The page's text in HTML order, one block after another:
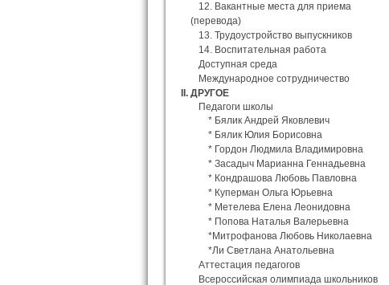
12. Вакантные места для приема
(перевода)
13. Трудоустройство выпускников
14. Воспитательная работа
Доступная среда
Международное сотрудничество
II. ДРУГОЕ
Педагоги школы
* Бялик Андрей Яковлевич
* Бялик Юлия Борисовна
* Гордон Людмила Владимировна
* Засадыч Марианна Геннадьевна
* Кондрашова Любовь Павловна
* Куперман Ольга Юрьевна
* Метелева Елена Леонидовна
* Попова Наталья Валерьевна
*Митрофанова Любовь Николаевна
*Ли Светлана Анатольевна
Аттестация педагогов
Всероссийская олимпиада школьников